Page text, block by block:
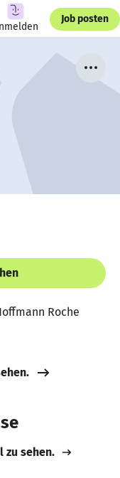
Job posten
Roche
zu sehen.